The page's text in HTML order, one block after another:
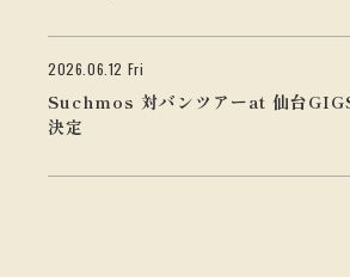
2026.06.12 Fri
Suchmos 対バンツアーat 仙台
決定